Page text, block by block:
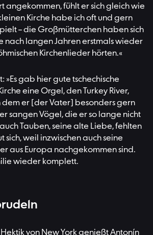
angekommen, fühlt er sich gleich wie
Kirche habe ich oft und gern
– die Großmütterchen haben sich
nach langen Jahren erstmals wieder
Kirchenlieder hörten.«
»Es gab hier gute tschechische
eine Orgel, den Turkey River,
dem er [der Vater] besonders gern
sangen Vögel, die er so lange nicht
Tauben, seine alte Liebe, fehlten
sich, weil inzwischen auch seine
aus Europa nachgekommen sind.
wieder komplett.
von New York genießt Antonín